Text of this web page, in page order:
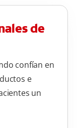
de
confían en
e
un